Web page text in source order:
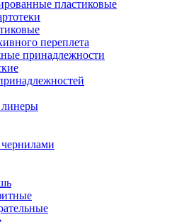
пластиковые
переплета
принадлежности